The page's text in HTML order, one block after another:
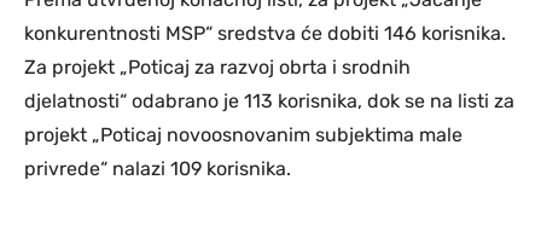
konkurentnosti MSP“ sredstva će dobiti 146 korisnika.
Za projekt „Poticaj za razvoj obrta i srodnih
djelatnosti“ odabrano je 113 korisnika, dok se na listi za
projekt „Poticaj novoosnovanim subjektima male
privrede“ nalazi 109 korisnika.